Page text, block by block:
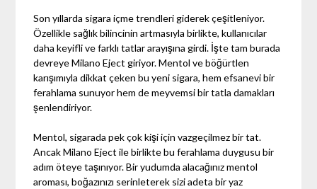
Son yıllarda sigara içme trendleri giderek çeşitleniyor.
Özellikle sağlık bilincinin artmasıyla birlikte, kullanıcılar
daha keyifli ve farklı tatlar arayışına girdi. İşte tam burada
devreye Milano Eject giriyor. Mentol ve böğürtlen
karışımıyla dikkat çeken bu yeni sigara, hem efsanevi bir
ferahlama sunuyor hem de meyvemsi bir tatla damakları
şenlendiriyor.
Mentol, sigarada pek çok kişi için vazgeçilmez bir tat.
Ancak Milano Eject ile birlikte bu ferahlama duygusu bir
adım öteye taşınıyor. Bir yudumda alacağınız mentol
aroması, boğazınızı serinleterek sizi adeta bir yaz